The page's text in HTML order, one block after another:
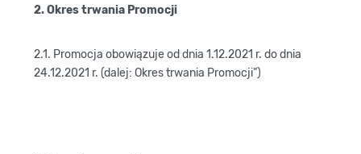
2. Okres trwania Promocji
2.1. Promocja obowiązuje od dnia 1.12.2021 r. do dnia
24.12.2021 r. (dalej: Okres trwania Promocji”)